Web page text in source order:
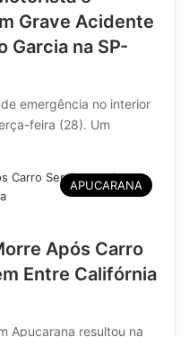
Grave Acidente
Garcia na SP-
emergência no interior
feira (28). Um
APUCARANA
Após Carro
Entre Califórnia
Apucarana resultou na